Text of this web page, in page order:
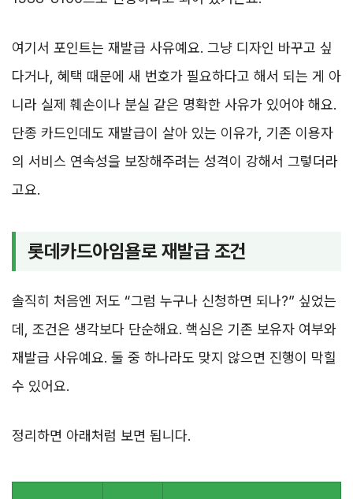
여기서 포인트는 재발급 사유예요. 그냥 디자인 바꾸고 싶
다거나, 혜택 때문에 새 번호가 필요하다고 해서 되는 게 아
니라 실제 훼손이나 분실 같은 명확한 사유가 있어야 해요.
단종 카드인데도 재발급이 살아 있는 이유가, 기존 이용자
의 서비스 연속성을 보장해주려는 성격이 강해서 그렇더라
고요.
롯데카드아임욜로 재발급 조건
솔직히 처음엔 저도 “그럼 누구나 신청하면 되나?” 싶었는
데, 조건은 생각보다 단순해요. 핵심은 기존 보유자 여부와
재발급 사유예요. 둘 중 하나라도 맞지 않으면 진행이 막힐
수 있어요.
정리하면 아래처럼 보면 됩니다.